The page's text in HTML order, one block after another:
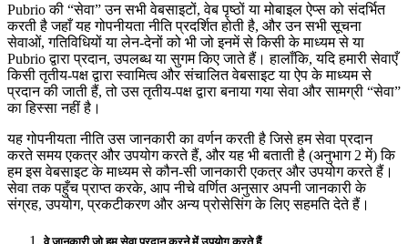
Pubrio की “सेवा” उन सभी वेबसाइटों, वेब पृष्ठों या मोबाइल ऐप्स को संदर्भित
करती है जहाँ यह गोपनीयता नीति प्रदर्शित होती है, और उन सभी सूचना
सेवाओं, गतिविधियों या लेन-देनों को भी जो इनमें से किसी के माध्यम से या
Pubrio द्वारा प्रदान, उपलब्ध या सुगम किए जाते हैं। हालाँकि, यदि हमारी सेवाएँ
किसी तृतीय-पक्ष द्वारा स्वामित्व और संचालित वेबसाइट या ऐप के माध्यम से
प्रदान की जाती हैं, तो उस तृतीय-पक्ष द्वारा बनाया गया सेवा और सामग्री “सेवा”
का हिस्सा नहीं है।
यह गोपनीयता नीति उस जानकारी का वर्णन करती है जिसे हम सेवा प्रदान
करते समय एकत्र और उपयोग करते हैं, और यह भी बताती है (अनुभाग 2 में) कि
हम इस वेबसाइट के माध्यम से कौन-सी जानकारी एकत्र और उपयोग करते हैं।
सेवा तक पहुँच प्राप्त करके, आप नीचे वर्णित अनुसार अपनी जानकारी के
संग्रह, उपयोग, प्रकटीकरण और अन्य प्रोसेसिंग के लिए सहमति देते हैं।